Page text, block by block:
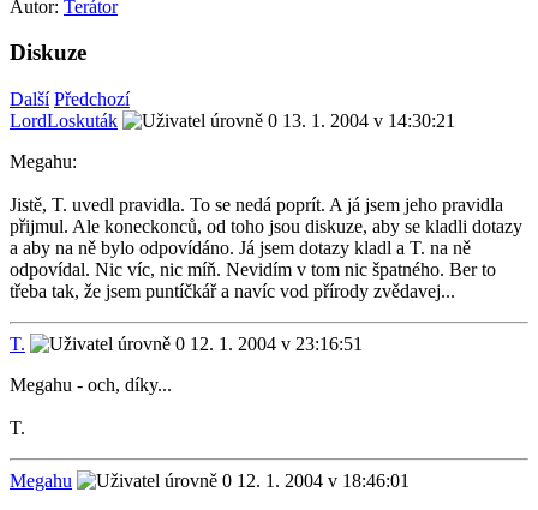
Autor: Terátor
Diskuze
Další Předchozí
LordLoskuták
13. 1. 2004 v 14:30:21
Megahu:
Jistě, T. uvedl pravidla. To se nedá poprít. A já jsem jeho pravidla
přijmul. Ale koneckonců, od toho jsou diskuze, aby se kladli dotazy
a aby na ně bylo odpovídáno. Já jsem dotazy kladl a T. na ně
odpovídal. Nic víc, nic míň. Nevidím v tom nic špatného. Ber to
třeba tak, že jsem puntíčkář a navíc vod přírody zvědavej...
T.
12. 1. 2004 v 23:16:51
Megahu - och, díky...
T.
Megahu
12. 1. 2004 v 18:46:01